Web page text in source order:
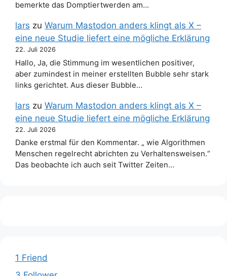
bemerkte das Domptiertwerden am…
lars zu Warum Mastodon anders klingt als X –
eine neue Studie liefert eine mögliche Erklärung
22. Juli 2026
Hallo, Ja, die Stimmung im wesentlichen positiver,
aber zumindest in meiner erstellten Bubble sehr stark
links gerichtet. Aus dieser Bubble…
lars zu Warum Mastodon anders klingt als X –
eine neue Studie liefert eine mögliche Erklärung
22. Juli 2026
Danke erstmal für den Kommentar. „ wie Algorithmen
Menschen regelrecht abrichten zu Verhaltensweisen.“
Das beobachte ich auch seit Twitter Zeiten…
1 Friend